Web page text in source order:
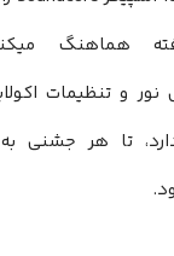
هماهنگ
و تنظیمات
تا هر جشنی